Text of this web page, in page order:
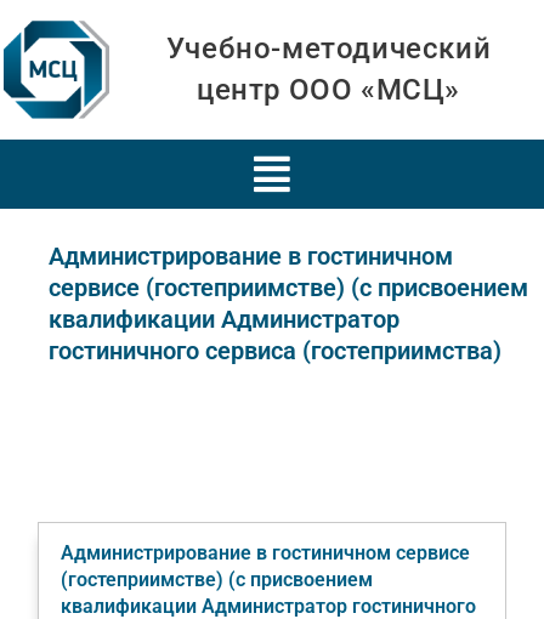
Учебно-методический
центр ООО «МСЦ»
Администрирование в гостиничном
сервисе (гостеприимстве) (с присвоением
квалификации Администратор
гостиничного сервиса (гостеприимства)
Администрирование в гостиничном сервисе
(гостеприимстве) (с присвоением
квалификации Администратор гостиничного